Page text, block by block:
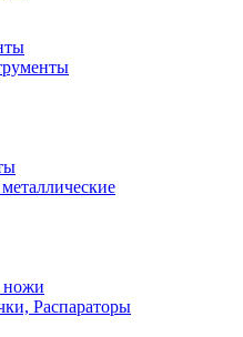
ножи
Распараторы